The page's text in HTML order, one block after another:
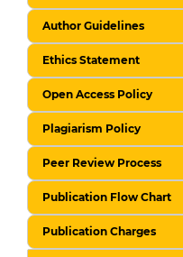
Author Guidelines
Ethics Statement
Open Access Policy
Plagiarism Policy
Peer Review Process
Publication Flow Chart
Publication Charges